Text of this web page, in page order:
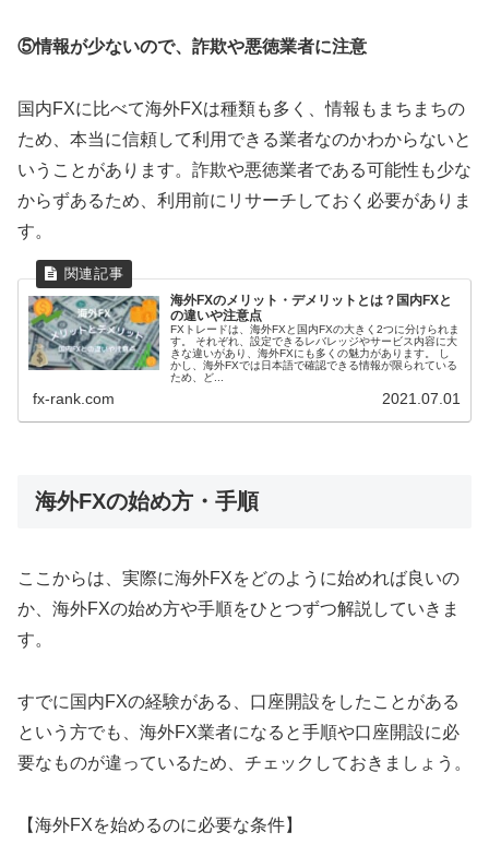
⑤情報が少ないので、詐欺や悪徳業者に注意
国内FXに比べて海外FXは種類も多く、情報もまちまちの
ため、本当に信頼して利用できる業者なのかわからないと
いうことがあります。詐欺や悪徳業者である可能性も少な
からずあるため、利用前にリサーチしておく必要がありま
す。
海外FXのメリット・デメリットとは？国内FXと
の違いや注意点
FXトレードは、海外FXと国内FXの大きく2つに分けられま
す。 それぞれ、設定できるレバレッジやサービス内容に大
きな違いがあり、海外FXにも多くの魅力があります。 し
かし、海外FXでは日本語で確認できる情報が限られている
ため、ど...
fx-rank.com 2021.07.01
海外FXの始め方・手順
ここからは、実際に海外FXをどのように始めれば良いの
か、海外FXの始め方や手順をひとつずつ解説していきま
す。
すでに国内FXの経験がある、口座開設をしたことがある
という方でも、海外FX業者になると手順や口座開設に必
要なものが違っているため、チェックしておきましょう。
【海外FXを始めるのに必要な条件】